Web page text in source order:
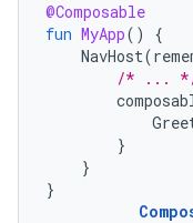
@Composable
fun MyApp()
{
NavHost(
/* ...
}
}
}